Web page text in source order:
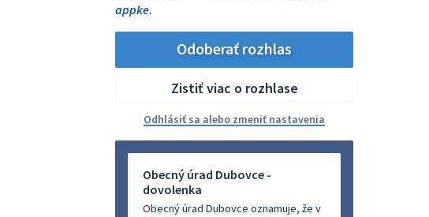
appke.
Odoberať rozhlas
Zistiť viac o rozhlase
Odhlásiť sa alebo zmeniť nastavenia
Obecný úrad Dubovce -
dovolenka
Obecný úrad Dubovce oznamuje, že v